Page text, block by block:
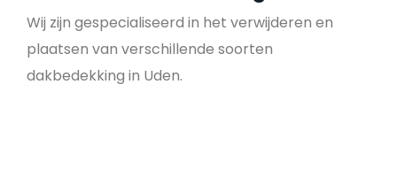
Wij zijn gespecialiseerd in het verwijderen en
plaatsen van verschillende soorten
dakbedekking in Uden.